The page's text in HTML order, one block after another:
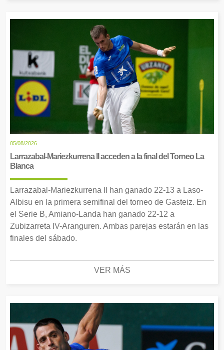
05/08/2026
Larrazabal-Mariezkurrena II acceden a la final del Torneo La
Blanca
Larrazabal-Mariezkurrena II han ganado 22-13 a Laso-
Albisu en la primera semifinal del torneo de Gasteiz. En
el Serie B, Amiano-Landa han ganado 22-12 a
Zubizarreta IV-Aranguren. Ambas parejas estarán en las
finales del sábado.
VER MÁS